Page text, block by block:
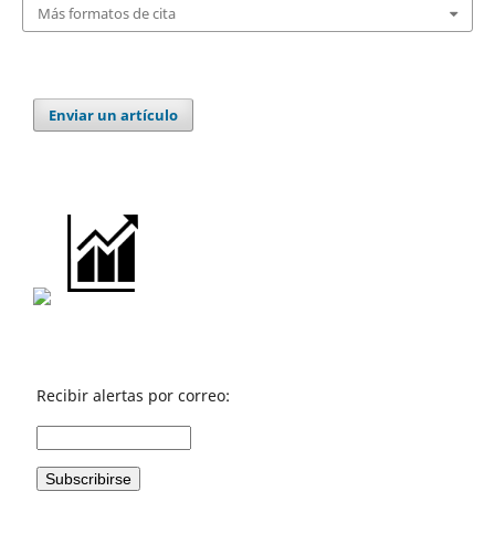
Más formatos de cita
Enviar un artículo
Recibir alertas por correo: